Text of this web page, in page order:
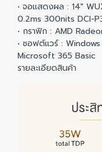
• จอแสดงผล : 14"
0.2ms 300nits DCI-
• กราฟิก : AMD
• ซอฟต์แวร์ :
Microsoft 365 Basic
รายละเอียดสินค้า